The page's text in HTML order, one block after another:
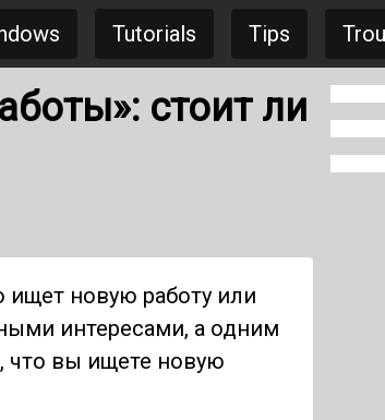
Tutorials Tips
стоит ли
ищет новую работу или
интересами, а одним
что вы ищете новую